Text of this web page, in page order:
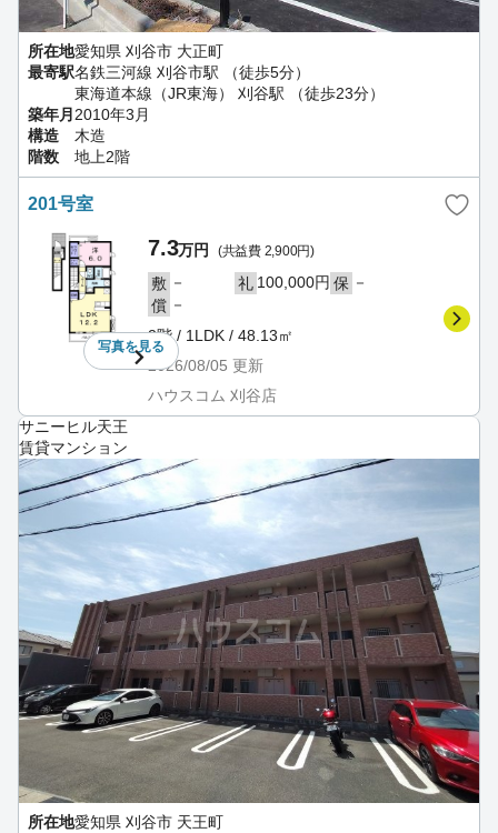
所在地愛知県 刈谷市 大正町
最寄駅名鉄三河線 刈谷市駅 （徒歩5分）
東海道本線（JR東海） 刈谷駅 （徒歩23分）
築年月 2010年3月
構造
木造
階数
地上2階
201号室
写真を見る
7.3万円 (共益費 2,900円)
敷 － 礼 100,000円 保 －
償 －
2階 / 1LDK / 48.13㎡
2026/08/05 更新
ハウスコム 刈谷店
サニーヒル天王
賃貸マンション
所在地愛知県 刈谷市 天王町